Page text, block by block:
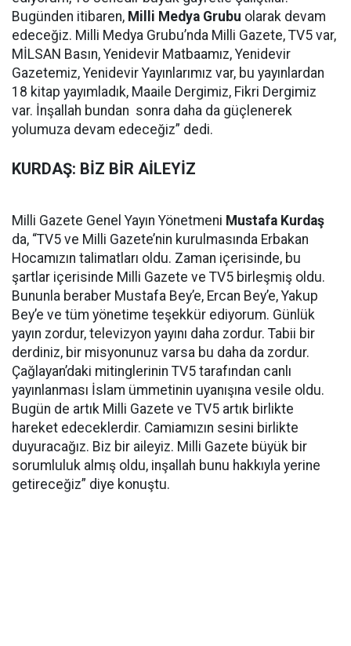
Bugünden itibaren, Milli Medya Grubu olarak devam
edeceğiz. Milli Medya Grubu’nda Milli Gazete, TV5 var,
MİLSAN Basın, Yenidevir Matbaamız, Yenidevir
Gazetemiz, Yenidevir Yayınlarımız var, bu yayınlardan
18 kitap yayımladık, Maaile Dergimiz, Fikri Dergimiz
var. İnşallah bundan sonra daha da güçlenerek
yolumuza devam edeceğiz” dedi.
KURDAŞ: BİZ BİR AİLEYİZ
Milli Gazete Genel Yayın Yönetmeni Mustafa Kurdaş
da, “TV5 ve Milli Gazete’nin kurulmasında Erbakan
Hocamızın talimatları oldu. Zaman içerisinde, bu
şartlar içerisinde Milli Gazete ve TV5 birleşmiş oldu.
Bununla beraber Mustafa Bey’e, Ercan Bey’e, Yakup
Bey’e ve tüm yönetime teşekkür ediyorum. Günlük
yayın zordur, televizyon yayını daha zordur. Tabii bir
derdiniz, bir misyonunuz varsa bu daha da zordur.
Çağlayan’daki mitinglerinin TV5 tarafından canlı
yayınlanması İslam ümmetinin uyanışına vesile oldu.
Bugün de artık Milli Gazete ve TV5 artık birlikte
hareket edeceklerdir. Camiamızın sesini birlikte
duyuracağız. Biz bir aileyiz. Milli Gazete büyük bir
sorumluluk almış oldu, inşallah bunu hakkıyla yerine
getireceğiz” diye konuştu.